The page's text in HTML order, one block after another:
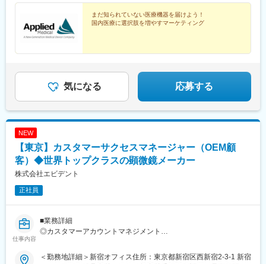
超過分は追加で支給します※詳細はオファー時にご確認ください
まだ知られていない医療機器を届けよう！
国内医療に選択肢を増やすマーケティング
気になる 応募する
NEW
【東京】カスタマーサクセスマネージャー（OEM顧
客）◆世界トップクラスの顕微鏡メーカー
株式会社エビデント
正社員
仕事内容
■業務詳細
◎カスタマーアカウントマネジメント
＜勤務地詳細＞新宿オフィス住所：東京都新宿区西新宿2-3-1 新宿